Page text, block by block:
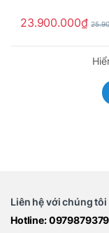
23.900.000₫
Liên hệ với chúng tôi
Hotline:0979879379